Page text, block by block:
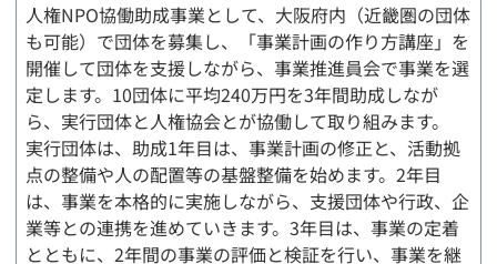
人権NPO協働助成事業として、大阪府内（近畿圏の団体
も可能）で団体を募集し、「事業計画の作り方講座」を
開催して団体を支援しながら、事業推進員会で事業を選
定します。10団体に平均240万円を3年間助成しなが
ら、実行団体と人権協会とが協働して取り組みます。
実行団体は、助成1年目は、事業計画の修正と、活動拠
点の整備や人の配置等の基盤整備を始めます。2年目
は、事業を本格的に実施しながら、支援団体や行政、企
業等との連携を進めていきます。3年目は、事業の定着
とともに、2年間の事業の評価と検証を行い、事業を継